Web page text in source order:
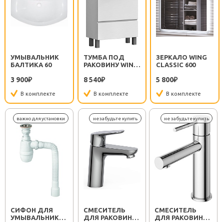
УМЫВАЛЬНИК
БАЛТИКА 60
3 900₽
В комплекте
ТУМБА ПОД
РАКОВИНУ WING
8 540₽
В комплекте
ЗЕРКАЛО WING
CLASSIC 600
5 800₽
В комплекте
СИФОН ДЛЯ
УМЫВАЛЬНИКА
СМЕСИТЕЛЬ
ДЛЯ РАКОВИНЫ
СМЕСИТЕЛЬ
ДЛЯ РАКОВИНЫ